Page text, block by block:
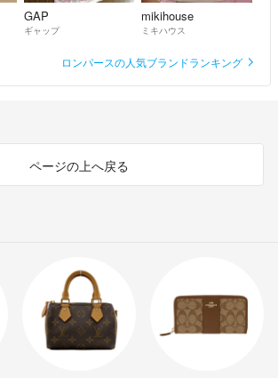
GAP
ギャップ
mikihouse
ミキハウス
ロンパースの人気ブランドランキング
ページの上へ戻る